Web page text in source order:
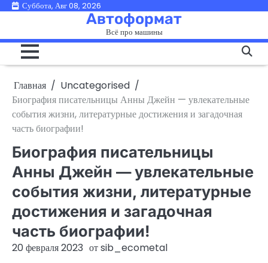
ПерейтиСуббота, Авг 08, 2026
Автоформат
Всё про машины
Главная
Uncategorised
Биография писательницы Анны Джейн — увлекательные
события жизни, литературные достижения и загадочная
часть биографии!
Биография писательницы
Анны Джейн — увлекательные
события жизни, литературные
достижения и загадочная
часть биографии!
20 февраля 2023 отsib_ecometal